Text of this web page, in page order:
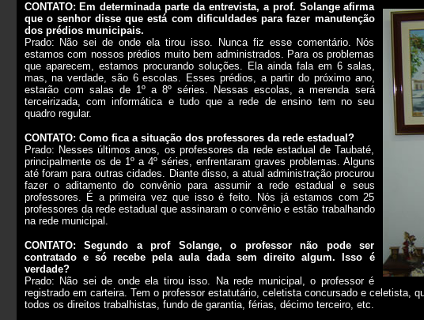
CONTATO: Em determinada parte da entrevista, a prof. Solange afirma
que o senhor disse que está com dificuldades para fazer manutenção
dos prédios municipais.
Prado: Não sei de onde ela tirou isso. Nunca fiz esse comentário. Nós
estamos com nossos prédios muito bem administrados. Para os problemas
que aparecem, estamos procurando soluções. Ela ainda fala em 6 salas,
mas, na verdade, são 6 escolas. Esses prédios, a partir do próximo ano,
estarão com salas de 1º a 8º séries. Nessas escolas, a merenda será
terceirizada, com informática e tudo que a rede de ensino tem no seu
quadro regular.
CONTATO: Como fica a situação dos professores da rede estadual?
Prado: Nesses últimos anos, os professores da rede estadual de Taubaté,
principalmente os de 1º a 4º séries, enfrentaram graves problemas. Alguns
até foram para outras cidades. Diante disso, a atual administração procurou
fazer o aditamento do convênio para assumir a rede estadual e seus
professores. É a primeira vez que isso é feito. Nós já estamos com 25
professores da rede estadual que assinaram o convênio e estão trabalhando
na rede municipal.
CONTATO: Segundo a prof Solange, o professor não pode ser
contratado e só recebe pela aula dada sem direito algum. Isso é
verdade?
Prado: Não sei de onde ela tirou isso. Na rede municipal, o professor é
registrado em carteira. Tem o professor estatutário, celetista concursado e celetista,
todos os direitos trabalhistas, fundo de garantia, férias, décimo terceiro, etc.